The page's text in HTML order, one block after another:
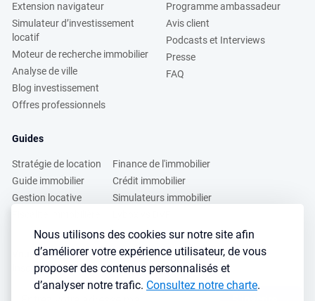
Nous utilisons des cookies sur notre site afin
d’améliorer votre expérience utilisateur, de vous
proposer des contenus personnalisés et
d’analyser notre trafic. Consultez notre charte.
Extension navigateur
Simulateur d’investissement
locatif
Moteur de recherche immobilier
Analyse de ville
Blog investissement
Offres professionnels
Programme ambassadeur
Avis client
Podcasts et Interviews
Presse
FAQ
Guides
Stratégie de location
Guide immobilier
Gestion locative
Finance de l'immobilier
Crédit immobilier
Simulateurs immobilier
Vous voulez apprendre à investir dans l’immobilier ?
Inscrivez vous à notre newsletter gratuite :